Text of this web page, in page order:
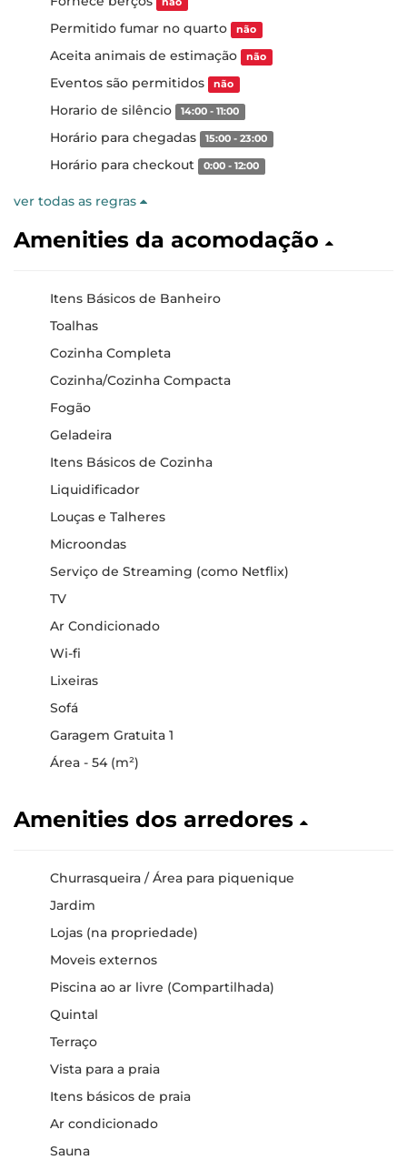
Permitido fumar no quarto não
Aceita animais de estimação não
Eventos são permitidos não
Horario de silêncio 14:00 - 11:00
Horário para chegadas 15:00 - 23:00
Horário para checkout 0:00 - 12:00
ver todas as regras
Amenities da acomodação
Itens Básicos de Banheiro
Toalhas
Cozinha Completa
Cozinha/Cozinha Compacta
Fogão
Geladeira
Itens Básicos de Cozinha
Liquidificador
Louças e Talheres
Microondas
Serviço de Streaming (como Netflix)
TV
Ar Condicionado
Wi-fi
Lixeiras
Sofá
Garagem Gratuita 1
Área - 54 (m²)
Amenities dos arredores
Churrasqueira / Área para piquenique
Jardim
Lojas (na propriedade)
Moveis externos
Piscina ao ar livre (Compartilhada)
Quintal
Terraço
Vista para a praia
Itens básicos de praia
Ar condicionado
Sauna